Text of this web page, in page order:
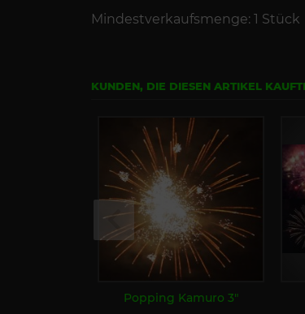
Mindestverkaufsmenge: 1 Stück
KUNDEN, DIE DIESEN ARTIKEL
Popping Kamuro 3"